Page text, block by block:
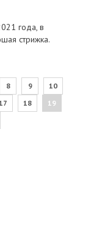
года, в
стрижка.
8 9
10
18
19